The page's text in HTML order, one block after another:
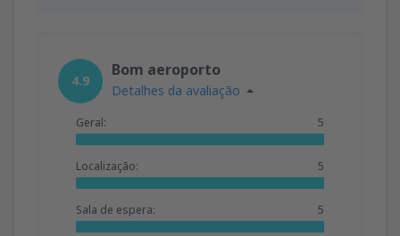
4.9
Bom aeroporto
Detalhes da avaliação
Geral: 5
Localização: 5
Sala de espera: 5